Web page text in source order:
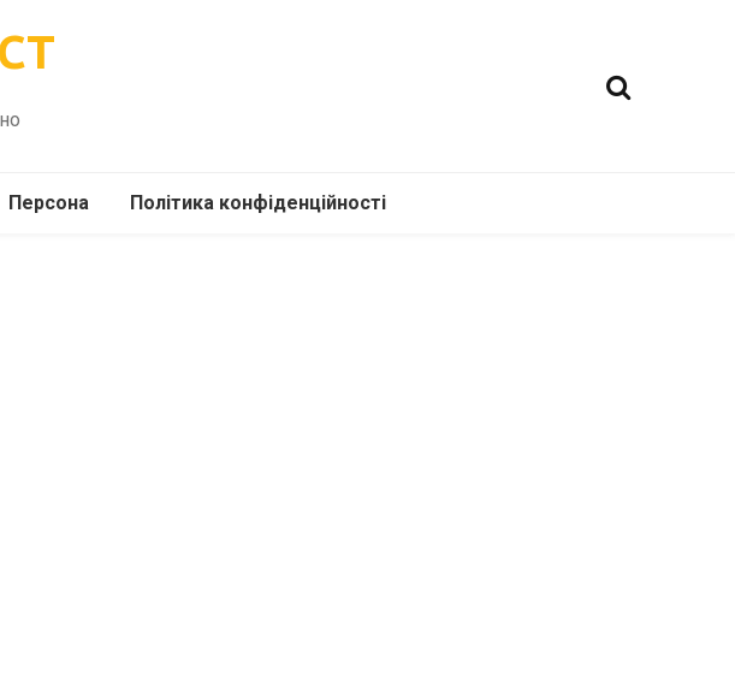
Персона Політика конфіденційності